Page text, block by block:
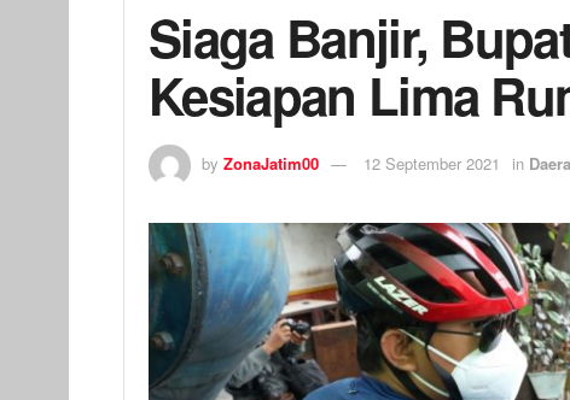
Siaga Banjir,
Kesiapan Lima
by ZonaJatim00 12 September 2021 in